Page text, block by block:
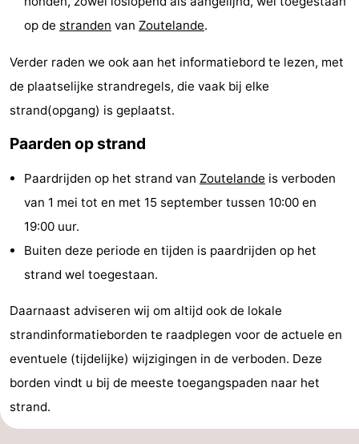
doen
Galeries
-
Monumenten
-
Kerken
-
Vuurtorens
Uitkijkpunten
Attracties
Binnenspeeltuinen
-
centra
Dorpen
op de stranden van Zoutelande.
Verder raden we ook aan het informatiebord te lezen, met
de plaatselijke strandregels, die vaak bij elke
strand(opgang) is geplaatst.
Paarden op strand
Paardrijden op het strand van Zoutelande is verboden
van 1 mei tot en met 15 september tussen 10:00 en
19:00 uur.
Buiten deze periode en tijden is paardrijden op het
strand wel toegestaan.
Daarnaast adviseren wij om altijd ook de lokale
strandinformatieborden te raadplegen voor de actuele en
eventuele (tijdelijke) wijzigingen in de verboden. Deze
borden vindt u bij de meeste toegangspaden naar het
strand.